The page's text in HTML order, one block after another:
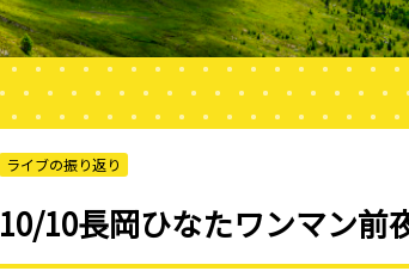
ライブの振り返り
10/10長岡ひなたワンマン前